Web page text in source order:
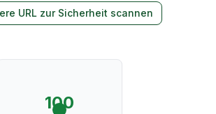
URL zur Sicherheit scannen
100